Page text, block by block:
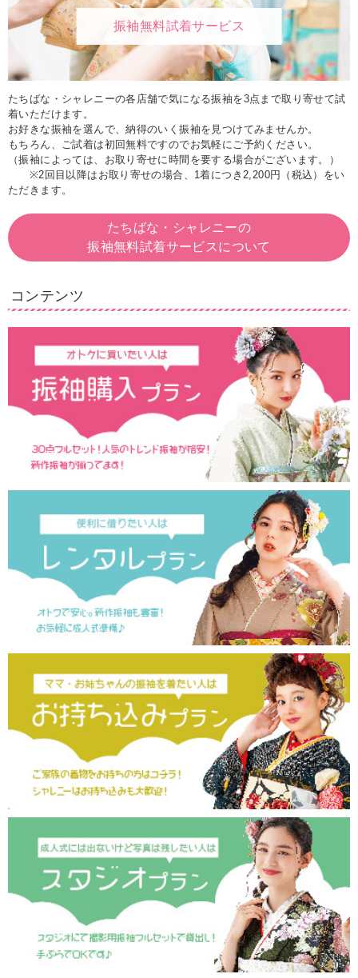
振袖無料試着サービス
たちばな・シャレニーの各店舗で気になる振袖を3点まで取り寄せて試
着いただけます。
お好きな振袖を選んで、納得のいく振袖を見つけてみませんか。
もちろん、ご試着は初回無料ですのでお気軽にご予約ください。
（振袖によっては、お取り寄せに時間を要する場合がございます。）
※2回目以降はお取り寄せの場合、1着につき2,200円（税込）をい
ただきます。
たちばな・シャレニーの
振袖無料試着サービスについて
コンテンツ